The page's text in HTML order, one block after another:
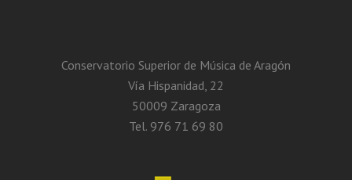
Conservatorio Superior de Música de Aragón
Vía Hispanidad, 22
50009 Zaragoza
Tel. 976 71 69 80